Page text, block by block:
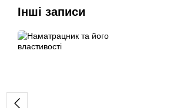
Інші записи